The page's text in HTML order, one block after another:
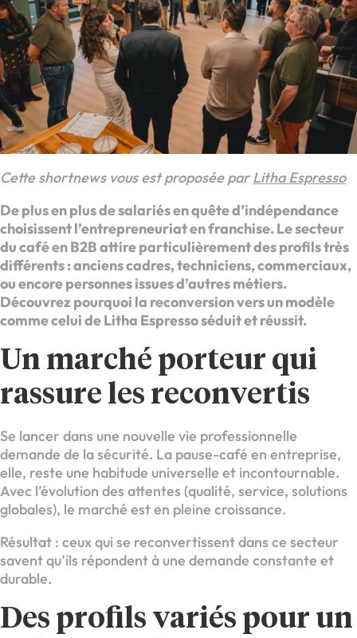
Cette shortnews vous est proposée parLitha Espresso
De plus en plus de salariés en quête d’indépendance
choisissent l’entrepreneuriat en franchise. Le secteur
du café en B2B attire particulièrement des profils très
différents : anciens cadres, techniciens, commerciaux,
ou encore personnes issues d’autres métiers.
Découvrez pourquoi la reconversion vers un modèle
comme celui de Litha Espresso séduit et réussit.
Un marché porteur qui
rassure les reconvertis
Se lancer dans une nouvelle vie professionnelle
demande de la sécurité. La pause-café en entreprise,
elle, reste une habitude universelle et incontournable.
Avec l’évolution des attentes (qualité, service, solutions
globales), le marché est en pleine croissance.
Résultat : ceux qui se reconvertissent dans ce secteur
savent qu’ils répondent à une demande constante et
durable.
Des profils variés pour un